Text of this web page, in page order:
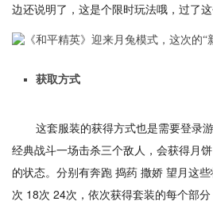
边还说明了，这是个限时玩法哦，过了
获取方式
这套服装的获得方式也是需要登录
经典战斗一场击杀三个敌人，会获得月
的状态。分别有奔跑 捣药 撒娇 望月这
次 18次 24次，依次获得套装的每个部